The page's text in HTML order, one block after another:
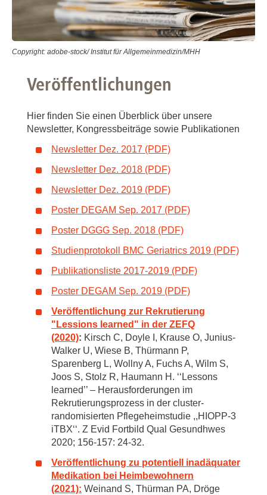
Copyright: adobe-stock/ Institut für Allgemeinmedizin/MHH
Veröffentlichungen
Hier finden Sie einen Überblick über unsere
Newsletter, Kongressbeiträge sowie Publikationen
Newsletter Dez. 2017 (PDF)
Newsletter Dez. 2018 (PDF)
Newsletter Dez. 2019 (PDF)
Poster DEGAM Sep. 2017 (PDF)
Poster DGGG Sep. 2018 (PDF)
Studienprotokoll BMC Geriatrics 2019 (PDF)
Publikationsliste 2017-2019 (PDF)
Poster DEGAM Sep. 2019 (PDF)
Veröffentlichung zur Rekrutierung
"Lessions learned" in der ZEFQ
(2020): Kirsch C, Doyle I, Krause O, Junius-
Walker U, Wiese B, Thürmann P,
Sparenberg L, Wollny A, Fuchs A, Wilm S,
Joos S, Stolz R, Haumann H. ‘‘Lessons
learned’’ – Herausforderungen im
Rekrutierungsprozess in der cluster-
randomisierten Pflegeheimstudie ,,HIOPP-3
iTBX‘‘. Z Evid Fortbild Qual Gesundhwes
2020; 156-157: 24-32.
Veröffentlichung zu potentiell inadäquater
Medikation bei Heimbewohnern
(2021): Weinand S, Thürman PA, Dröge